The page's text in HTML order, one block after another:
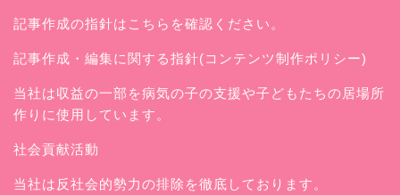
記事作成の指針はこちらを確認ください。
記事作成・編集に関する指針(コンテンツ制作ポリシー)
当社は収益の一部を病気の子の支援や子どもたちの居場所
作りに使用しています。
社会貢献活動
当社は反社会的勢力の排除を徹底しております。